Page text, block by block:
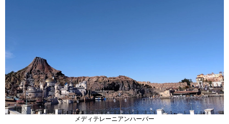
メディテレーニアンハーバー